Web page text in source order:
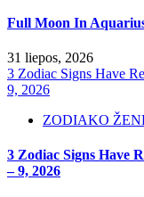
Full Moon In
31 liepos, 2026
3 Zodiac Signs Have
9, 2026
ZODIAKO
3 Zodiac Signs Have
– 9, 2026